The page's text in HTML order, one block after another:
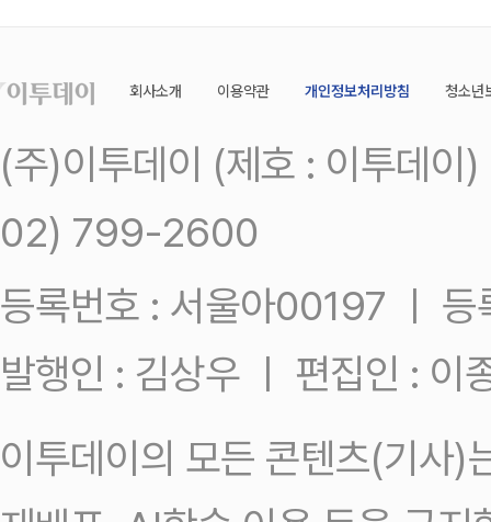
회사소개 이용약관 개인정보처리방침 청소년
(주)이투데이 (제호 : 이투데
02) 799-2600
등록번호 : 서울아00197 ㅣ
발행인 : 김상우 ㅣ 편집인 : 이
이투데이의 모든 콘텐츠(기사)